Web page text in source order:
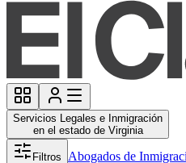
Servicios Legales e Inmigración
en el estado de Virginia
Filtros Abogados de